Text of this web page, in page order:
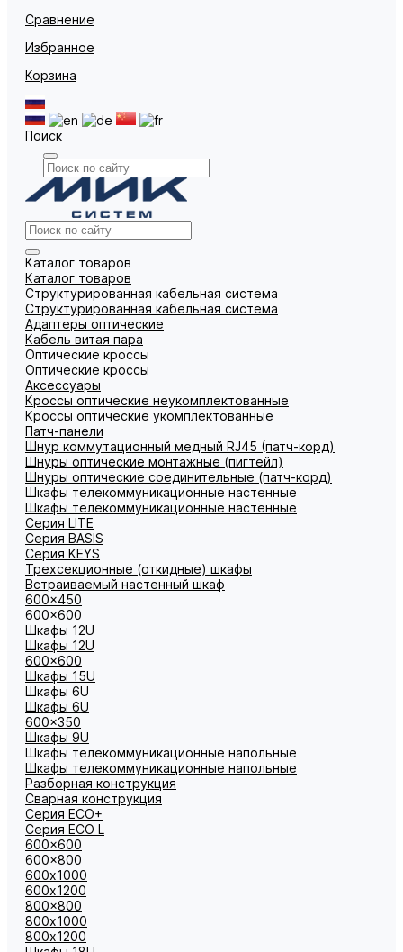
Сравнение
Избранное
Корзина
Поиск
Каталог товаров
Каталог товаров
Структурированная кабельная система
Структурированная кабельная система
Адаптеры оптические
Кабель витая пара
Оптические кроссы
Оптические кроссы
Аксессуары
Кроссы оптические неукомплектованные
Кроссы оптические укомплектованные
Патч-панели
Шнур коммутационный медный RJ45 (патч-корд)
Шнуры оптические монтажные (пигтейл)
Шнуры оптические соединительные (патч-корд)
Шкафы телекоммуникационные настенные
Шкафы телекоммуникационные настенные
Cерия LITE
Cерия BASIS
Cерия KEYS
Трехсекционные (откидные) шкафы
Встраиваемый настенный шкаф
600x450
600x600
Шкафы 12U
Шкафы 12U
600x600
Шкафы 15U
Шкафы 6U
Шкафы 6U
600x350
Шкафы 9U
Шкафы телекоммуникационные напольные
Шкафы телекоммуникационные напольные
Разборная конструкция
Сварная конструкция
Серия ECO+
Серия ECO L
600x600
600x800
600х1000
600х1200
800x800
800х1000
800х1200